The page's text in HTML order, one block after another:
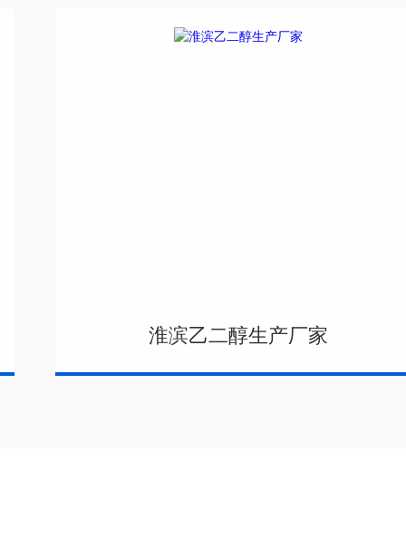
淮滨乙二醇生产厂家